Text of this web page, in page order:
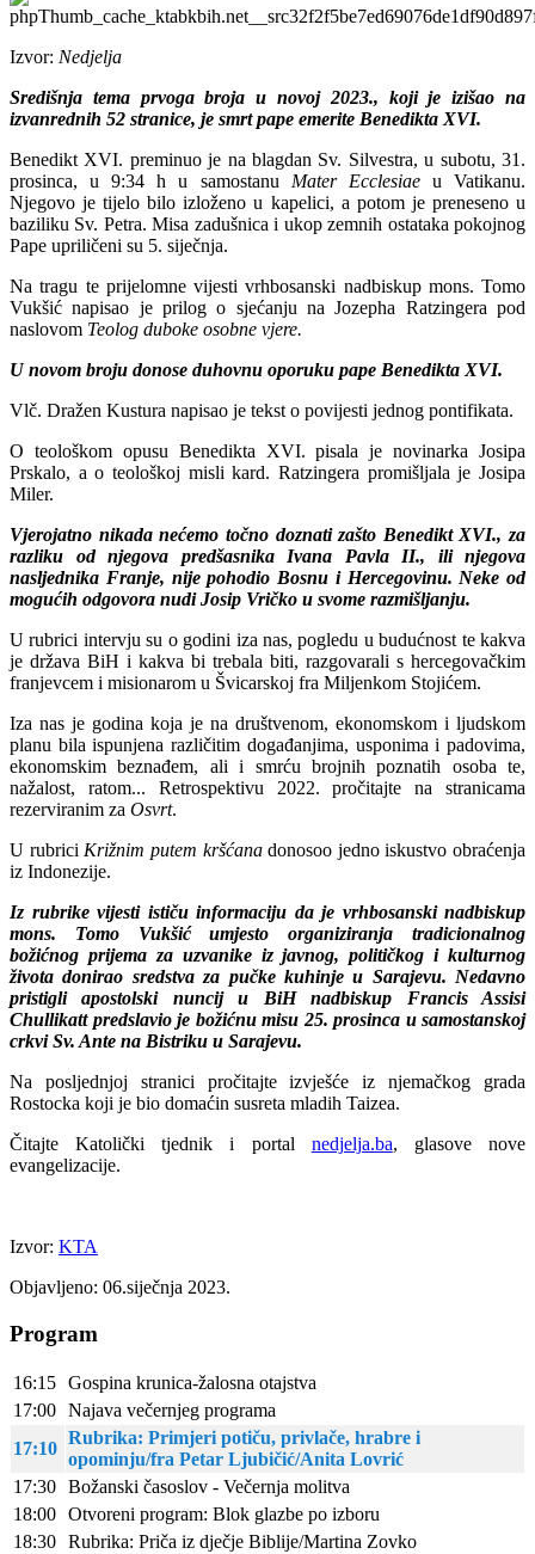
Izvor: Nedjelja
Središnja tema prvoga broja u novoj 2023., koji je izišao na
izvanrednih 52 stranice, je smrt pape emerite Benedikta XVI.
Benedikt XVI. preminuo je na blagdan Sv. Silvestra, u subotu, 31.
prosinca, u 9:34 h u samostanu Mater Ecclesiaeu Vatikanu.
Njegovo je tijelo bilo izloženo u kapelici, a potom je preneseno u
baziliku Sv. Petra. Misa zadušnica i ukop zemnih ostataka pokojnog
Pape upriličeni su 5. siječnja.
Na tragu te prijelomne vijesti vrhbosanski nadbiskup mons. Tomo
Vukšić napisao je prilog o sjećanju na Jozepha Ratzingera pod
naslovom Teolog duboke osobne vjere.
U novom broju donose duhovnu oporuku pape Benedikta XVI.
Vlč. Dražen Kustura napisao je tekst o povijesti jednog pontifikata.
O teološkom opusu Benedikta XVI. pisala je novinarka Josipa
Prskalo, a o teološkoj misli kard. Ratzingera promišljala je Josipa
Miler.
Vjerojatno nikada nećemo točno doznati zašto Benedikt XVI., za
razliku od njegova predšasnika Ivana Pavla II., ili njegova
nasljednika Franje, nije pohodio Bosnu i Hercegovinu. Neke od
mogućih odgovora nudi Josip Vričko u svome razmišljanju.
U rubrici intervju su o godini iza nas, pogledu u budućnost te kakva
je država BiH i kakva bi trebala biti, razgovarali s hercegovačkim
franjevcem i misionarom u Švicarskoj fra Miljenkom Stojićem.
Iza nas je godina koja je na društvenom, ekonomskom i ljudskom
planu bila ispunjena različitim događanjima, usponima i padovima,
ekonomskim beznađem, ali i smrću brojnih poznatih osoba te,
nažalost, ratom... Retrospektivu 2022. pročitajte na stranicama
rezerviranim za Osvrt.
U rubrici Križnim putem kršćanadonosoo jedno iskustvo obraćenja
iz Indonezije.
Iz rubrike vijesti ističu informaciju da je vrhbosanski nadbiskup
mons. Tomo Vukšić umjesto organiziranja tradicionalnog
božićnog prijema za uzvanike iz javnog, političkog i kulturnog
života donirao sredstva za pučke kuhinje u Sarajevu. Nedavno
pristigli apostolski nuncij u BiH nadbiskup Francis Assisi
Chullikatt predslavio je božićnu misu 25. prosinca u samostanskoj
crkvi Sv. Ante na Bistriku u Sarajevu.
Na posljednjoj stranici pročitajte izvješće iz njemačkog grada
Rostocka koji je bio domaćin susreta mladih Taizea.
Čitajte Katolički tjednik i portal nedjelja.ba, glasove nove
evangelizacije.
Izvor: KTA
Objavljeno: 06.siječnja 2023.
Program
16:15 Gospina krunica-žalosna otajstva
17:00 Najava večernjeg programa
17:10
Rubrika: Primjeri potiču, privlače, hrabre i
opominju/fra Petar Ljubičić/Anita Lovrić
17:30 Božanski časoslov - Večernja molitva
18:00 Otvoreni program: Blok glazbe po izboru
18:30 Rubrika: Priča iz dječje Biblije/Martina Zovko